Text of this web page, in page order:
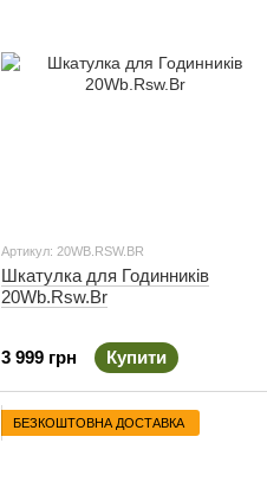
Артикул: 20WB.RSW.BR
Шкатулка для Годинників
20Wb.Rsw.Br
3 999 грн Купити
БЕЗКОШТОВНА ДОСТАВКА